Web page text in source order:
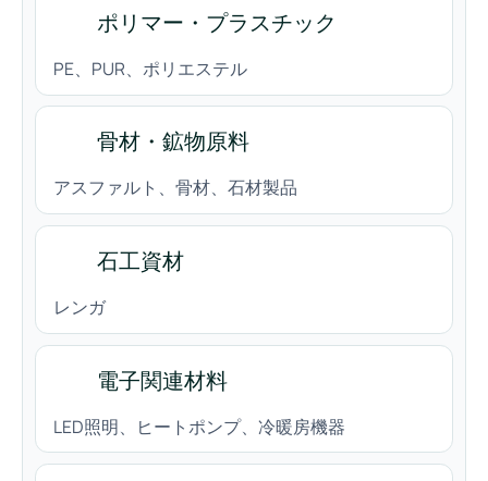
ポリマー・プラスチック
PE、PUR、ポリエステル
骨材・鉱物原料
アスファルト、骨材、石材製品
石工資材
レンガ
電子関連材料
LED照明、ヒートポンプ、冷暖房機器